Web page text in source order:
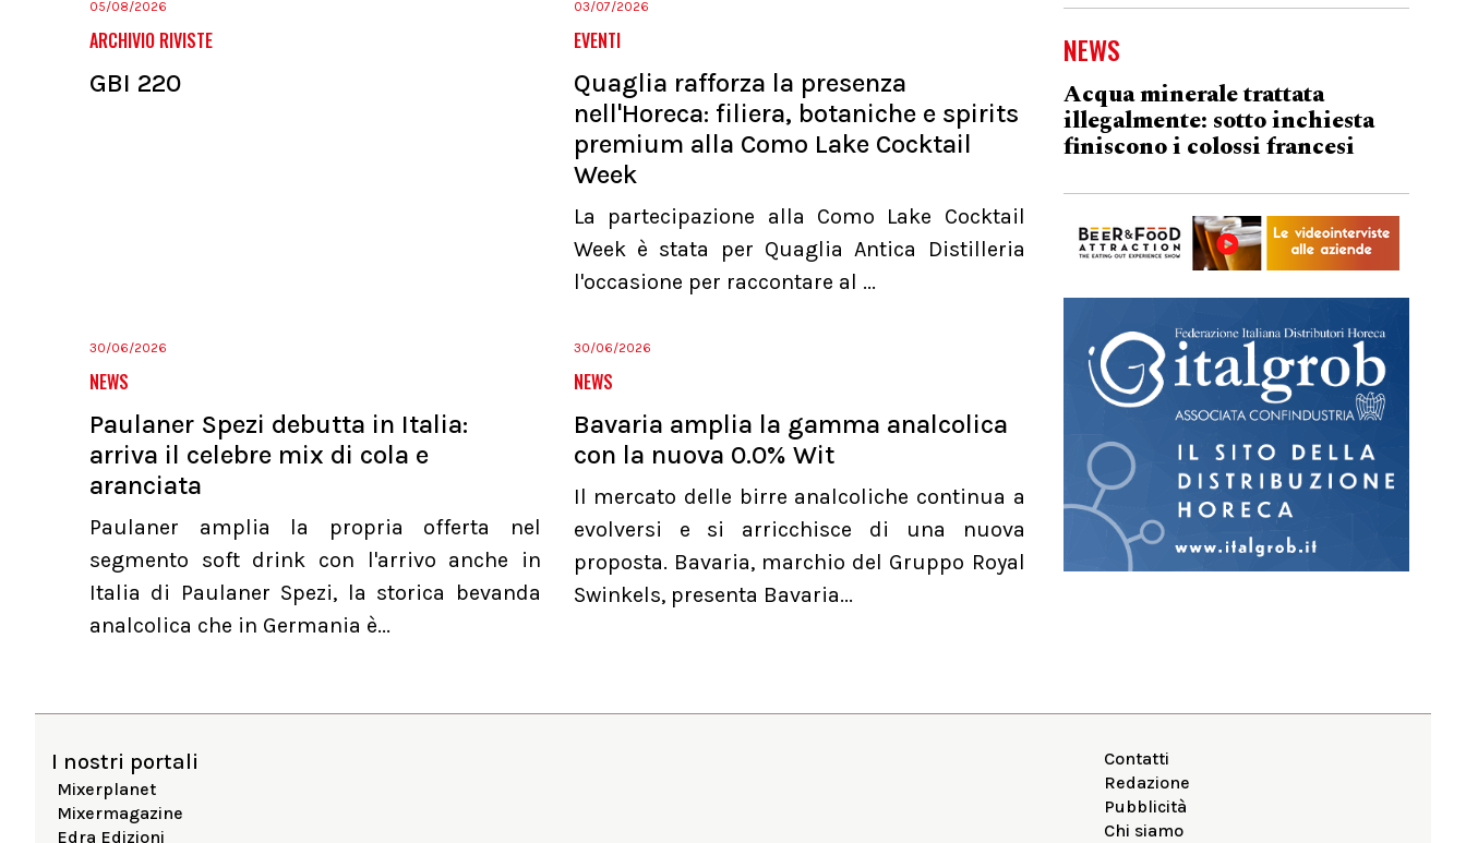
05/08/2026
ARCHIVIO RIVISTE
GBI 220
03/07/2026
EVENTI
Quaglia rafforza la presenza
nell'Horeca: filiera, botaniche e spirits
premium alla Como Lake Cocktail
Week
La partecipazione alla Como Lake Cocktail
Week è stata per Quaglia Antica Distilleria
l'occasione per raccontare al ...
30/06/2026
NEWS
Paulaner Spezi debutta in Italia:
arriva il celebre mix di cola e
aranciata
Paulaner amplia la propria offerta nel
segmento soft drink con l'arrivo anche in
Italia di Paulaner Spezi, la storica bevanda
analcolica che in Germania è...
30/06/2026
NEWS
Bavaria amplia la gamma analcolica
con la nuova 0.0% Wit
Il mercato delle birre analcoliche continua a
evolversi e si arricchisce di una nuova
proposta. Bavaria, marchio del Gruppo Royal
Swinkels, presenta Bavaria...
NEWS
Acqua minerale trattata
illegalmente: sotto inchiesta
finiscono i colossi francesi
I nostri portali
Mixerplanet
Mixermagazine
Edra Edizioni
Contatti
Redazione
Pubblicità
Chi siamo